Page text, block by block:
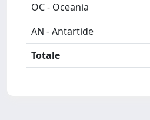
OC - Oceania
AN - Antartide
Totale